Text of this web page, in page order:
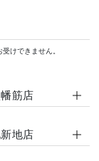
けできません。
筋店
地店